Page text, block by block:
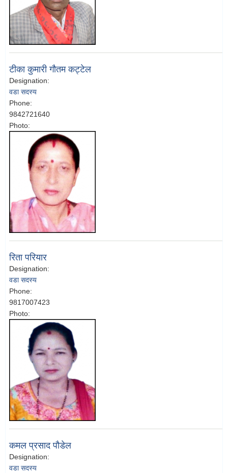
टीका कुमारी गौतम कट्टेल
Designation:
वडा सदस्य
Phone:
9842721640
Photo:
रिता परियार
Designation:
वडा सदस्य
Phone:
9817007423
Photo:
कमल प्रसाद पौडेल
Designation:
वडा सदस्य